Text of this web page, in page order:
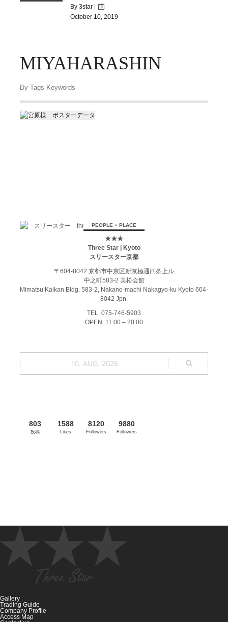
By 3star |
October 10, 2019
MIYAHARASHIN
By Tags Keywords
By 3star |
11.2[Sat］>>12.1[Sun]
PEOPLE + PLACE
★★★
Three Star | Kyoto
スリースター京都
〒604-8042 京都市中京区新京極通四条上ル
中之町583-2 美松会館
Mimatsu Kaikan Bldg. 583-2, Nakano-machi Nakagyo-ku Kyoto 604-
8042 Jpn.
TEL. 075-746-5903
OPEN. 11:00 – 20:00
10. AUG. 2026
803
投稿
1588
Likes
8120
Followers
9880
Followers
Gallery
Trading Guide
Company Profile
Access Map